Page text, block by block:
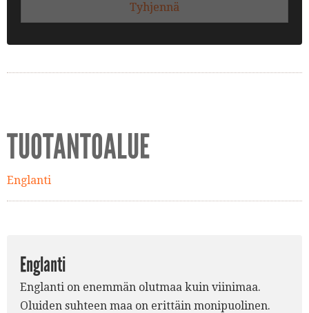
Tyhjennä
TUOTANTOALUE
Englanti
Englanti
Englanti on enemmän olutmaa kuin viinimaa.
Oluiden suhteen maa on erittäin monipuolinen.